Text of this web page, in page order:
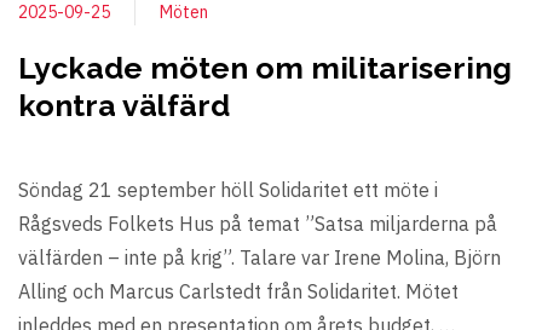
2025-09-25 Möten
Lyckade möten om militarisering
kontra välfärd
Söndag 21 september höll Solidaritet ett möte i
Rågsveds Folkets Hus på temat ”Satsa miljarderna på
välfärden – inte på krig”. Talare var Irene Molina, Björn
Alling och Marcus Carlstedt från Solidaritet. Mötet